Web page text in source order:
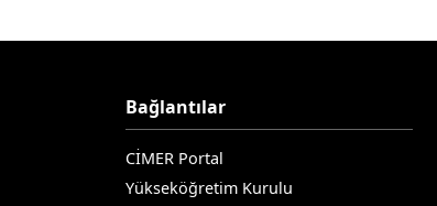
Bağlantılar
CİMER Portal
Yükseköğretim Kurulu